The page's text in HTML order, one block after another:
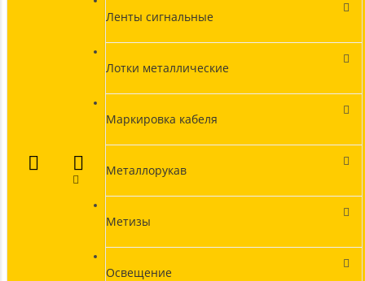
Ленты сигнальные
Лотки металлические
Маркировка кабеля
Металлорукав
Метизы
Освещение